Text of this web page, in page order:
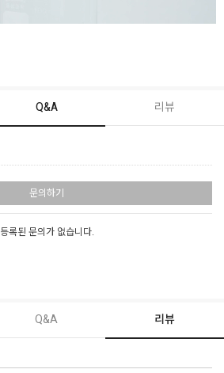
Q&A 리뷰
문의하기
등록된 문의가 없습니다.
Q&A 리뷰